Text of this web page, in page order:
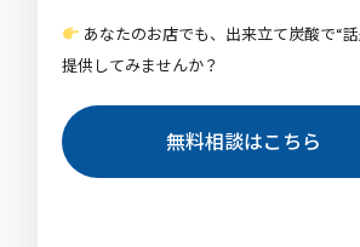
あなたのお店でも、出来立て炭酸で“
提供してみませんか？
無料相談はこちら